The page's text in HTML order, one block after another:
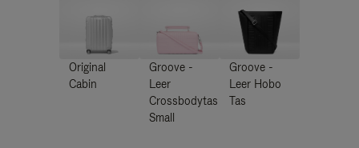
Original
Cabin
Groove -
Leer
Crossbodytas
Small
Groove -
Leer Hobo
Tas